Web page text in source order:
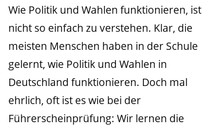
Wie Politik und Wahlen funktionieren, ist
nicht so einfach zu verstehen. Klar, die
meisten Menschen haben in der Schule
gelernt, wie Politik und Wahlen in
Deutschland funktionieren. Doch mal
ehrlich, oft ist es wie bei der
Führerscheinprüfung: Wir lernen die